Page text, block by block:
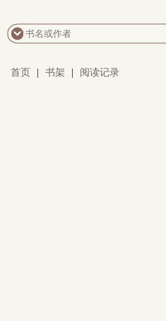
首页 书架 阅读记录